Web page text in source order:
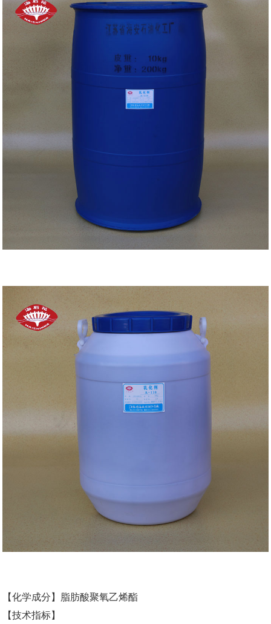
【化学成分】脂肪酸聚氧乙烯酯
【技术指标】